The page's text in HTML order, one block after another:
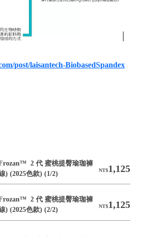
post/laisantech-BiobasedSpandex
NT$1,125
2 代 蜜桃提臀瑜珈褲
) (2025色款) (1/2)
NT$1,125
2 代 蜜桃提臀瑜珈褲
) (2025色款) (2/2)